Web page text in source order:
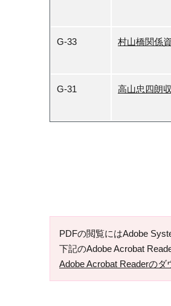
G-33 村山橋関係
G-31 高山忠四朗
PDFの閲覧にはAdobe
下記のAdobe Acrobat
Adobe Acrobat Readerの